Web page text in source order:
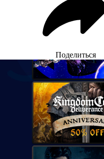
Поделиться